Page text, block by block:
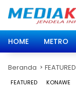
HOME
METRO
Beranda FEATURED
FEATURED KONAWE